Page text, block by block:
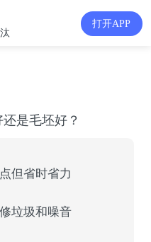
打开APP
是毛坯好？
但省时省力
垃圾和噪音